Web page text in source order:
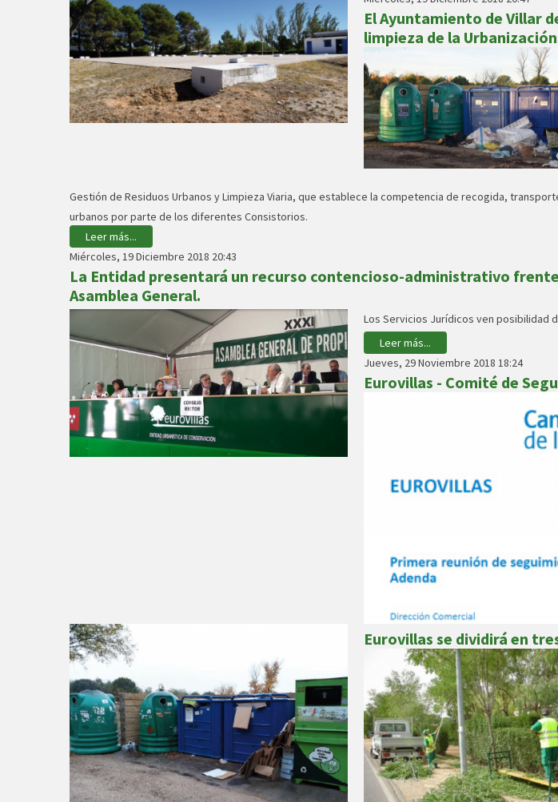
El Ayuntamiento de Villar
limpieza de la
Gestión de Residuos Urbanos y Limpieza Viaria, que establece la competencia de recogida,
urbanos por parte de los diferentes Consistorios.
Leer más...
Miércoles, 19 Diciembre 2018 20:43
La Entidad presentará un recurso contencioso-administrativo
Asamblea General.
Los Servicios Jurídicos ven posibilidad
Leer más...
Jueves, 29 Noviembre 2018 18:24
Eurovillas - Comité de
Eurovillas se dividirá en